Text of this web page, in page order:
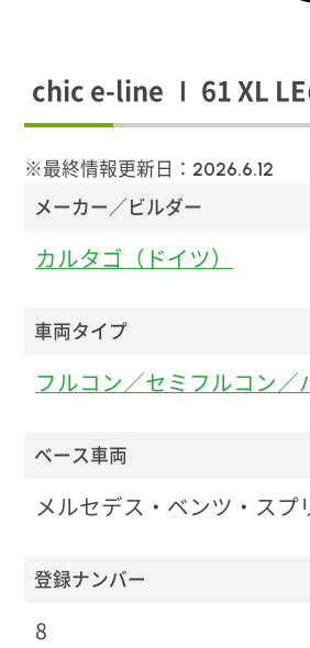
chic e-line Ⅰ 61 XL
※最終情報更新日： 2026.6.12
メーカー／ビルダー
カルタゴ（ドイツ）
車両タイプ
フルコン／セミフルコン／
ベース車両
メルセデス・ベンツ・スプ
登録ナンバー
8